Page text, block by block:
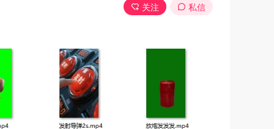
关注 私信